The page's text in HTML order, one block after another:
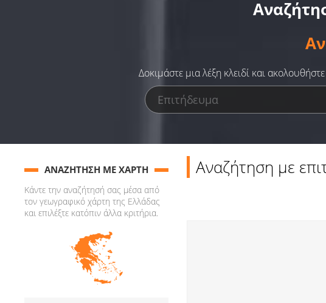
Δοκιμάστε μια λέξη κλειδί και
Αναζήτηση με
ΑΝΑΖΗΤΗΣΗ ΜΕ ΧΑΡΤΗ
Κάντε την αναζήτησή σας μέσα από
τον γεωγραφικό χάρτη της Ελλάδας
και επιλέξτε κατόπιν άλλα κριτήρια.